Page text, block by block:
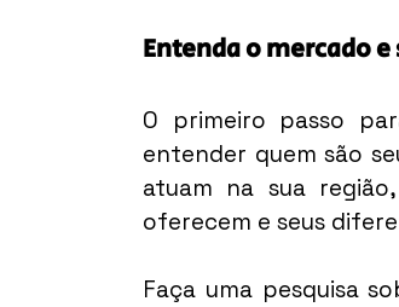
Entenda o mercado
O primeiro passo
entender quem são
atuam na sua
oferecem e seus
Faça uma pesquisa